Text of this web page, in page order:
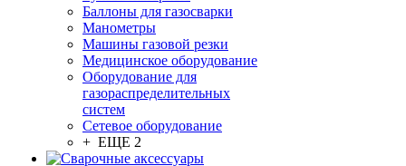
Баллоны для газосварки
Манометры
Машины газовой резки
Медицинское оборудование
Оборудование для
газораспределительных
систем
Сетевое оборудование
+ ЕЩЕ 2